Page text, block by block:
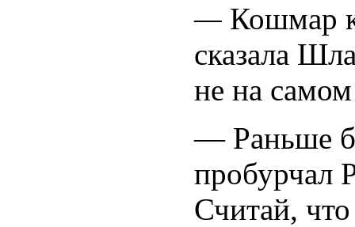
— Кошмар
сказала
не на
— Раньше
пробурчал
Считай,